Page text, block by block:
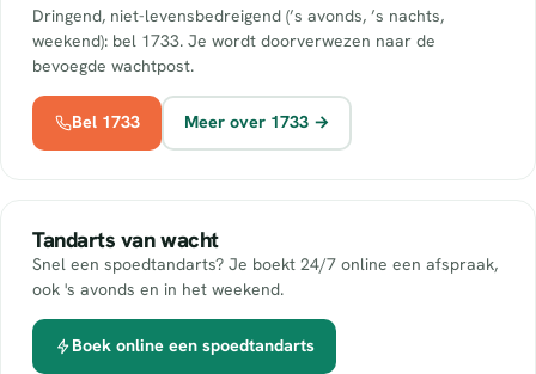
Dringend, niet-levensbedreigend (’s avonds, ’s nachts,
weekend): bel 1733. Je wordt doorverwezen naar de
bevoegde wachtpost.
Bel 1733 Meer over 1733 →
Tandarts van wacht
Snel een spoedtandarts? Je boekt 24/7 online een afspraak,
ook 's avonds en in het weekend.
Boek online een spoedtandarts